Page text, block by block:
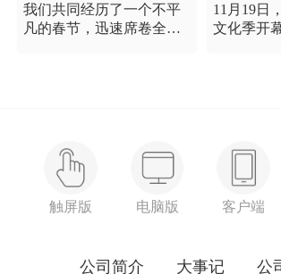
我们共同经历了一个不平
凡的春节，迅速席卷全国
11月19日
文化季开
结、特别
神风貌，
感人事迹。
触屏版 电脑版 客户端
公司简介 大事记 公